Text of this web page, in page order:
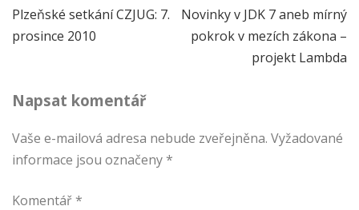
Navigace
pro
Plzeňské setkání CZJUG: 7.
prosince 2010
Novinky v JDK 7 aneb mírný
pokrok v mezích zákona –
projekt Lambda
Napsat komentář
Vaše e-mailová adresa nebude zveřejněna. Vyžadované
informace jsou označeny *
Komentář *